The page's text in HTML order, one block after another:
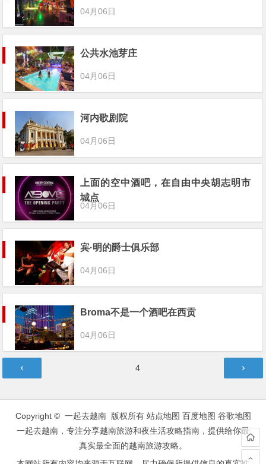
04月06日
公共水池芽庄
04月06日
河内歌剧院
04月06日
上面的空中酒吧，在自由中央胡志明市
城点
04月06日
宾·明的爵士俱乐部
04月06日
Broma不是一个酒吧在西贡
04月06日
章
第4
Copyright © 一起去越南 版权所有 站点地图 百度地图 谷歌地图
一起去越南，专注分享越南旅游和夜生活攻略指南，提供给你最
真实最全面的越南旅游攻略。